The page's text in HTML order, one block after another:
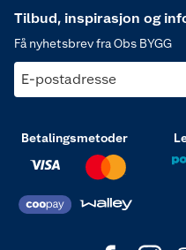
Tilbud, inspirasjon og
Få nyhetsbrev fra Obs BYGG
E-postadresse
Betalingsmetoder